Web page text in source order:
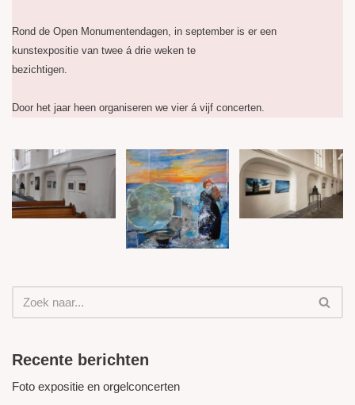
Rond de Open Monumentendagen, in september is er een
kunstexpositie van twee á drie weken te
bezichtigen.
Door het jaar heen organiseren we vier á vijf concerten.
Recente berichten
Foto expositie en orgelconcerten